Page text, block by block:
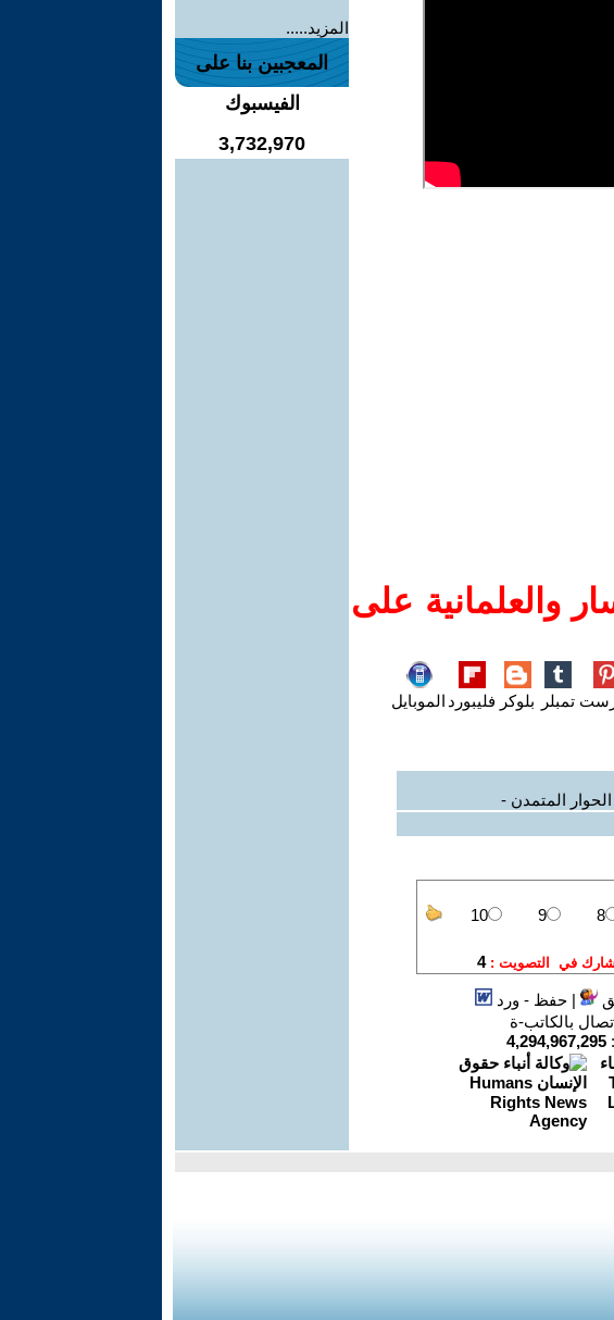
والعلمانية على
تمبلر بلوكر فليبورد الموبايل
المتمدن -
|حفظ - ورد
بالكاتب-ة
4,294,967,295
المزيد.....
المعجبين بنا على
الفيسبوك
3,732,970